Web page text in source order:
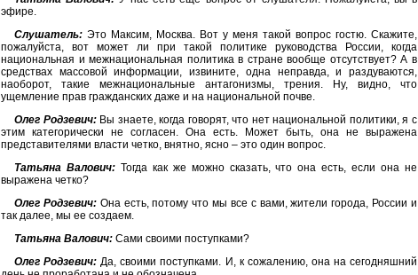
эфире.
Слушатель: Это Максим, Москва. Вот у меня такой вопрос гостю. Скажите,
пожалуйста, вот может ли при такой политике руководства России, когда
национальная и межнациональная политика в стране вообще отсутствует? А в
средствах массовой информации, извините, одна неправда, и раздуваются,
наоборот, такие межнациональные антагонизмы, трения. Ну, видно, что
ущемление прав гражданских даже и на национальной почве.
Олег Родзевич:Вы знаете, когда говорят, что нет национальной политики, я с
этим категорически не согласен. Она есть. Может быть, она не выражена
представителями власти четко, внятно, ясно – это один вопрос.
Татьяна Валович:Тогда как же можно сказать, что она есть, если она не
выражена четко?
Олег Родзевич:Она есть, потому что мы все с вами, жители города, России и
так далее, мы ее создаем.
Татьяна Валович: Сами своими поступками?
Олег Родзевич: Да, своими поступками. И, к сожалению, она на сегодняшний